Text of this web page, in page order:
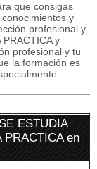
que consigas
y
profesional y
y
profesional y tu
la formación es
ESTUDIA
PRACTICA en